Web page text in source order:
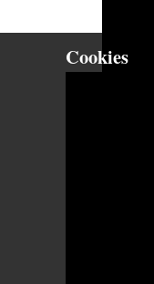
Cookies